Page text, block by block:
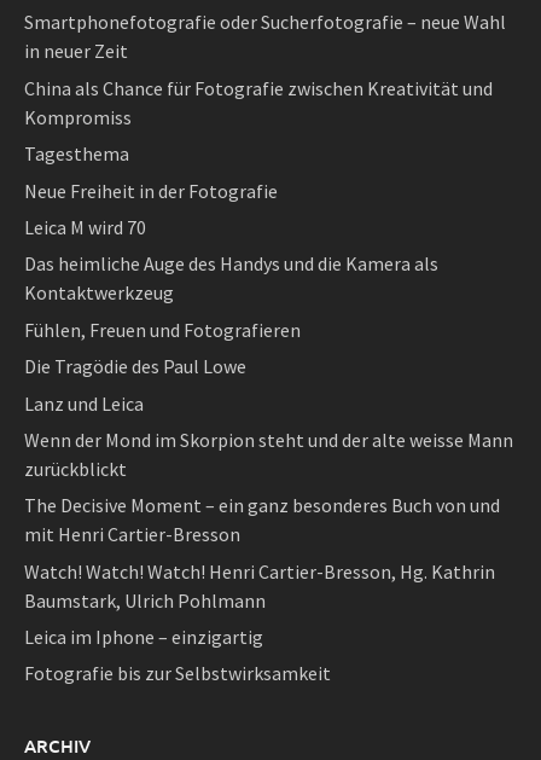
Smartphonefotografie oder Sucherfotografie – neue Wahl
in neuer Zeit
China als Chance für Fotografie zwischen Kreativität und
Kompromiss
Tagesthema
Neue Freiheit in der Fotografie
Leica M wird 70
Das heimliche Auge des Handys und die Kamera als
Kontaktwerkzeug
Fühlen, Freuen und Fotografieren
Die Tragödie des Paul Lowe
Lanz und Leica
Wenn der Mond im Skorpion steht und der alte weisse Mann
zurückblickt
The Decisive Moment – ein ganz besonderes Buch von und
mit Henri Cartier-Bresson
Watch! Watch! Watch! Henri Cartier-Bresson, Hg. Kathrin
Baumstark, Ulrich Pohlmann
Leica im Iphone – einzigartig
Fotografie bis zur Selbstwirksamkeit
ARCHIV